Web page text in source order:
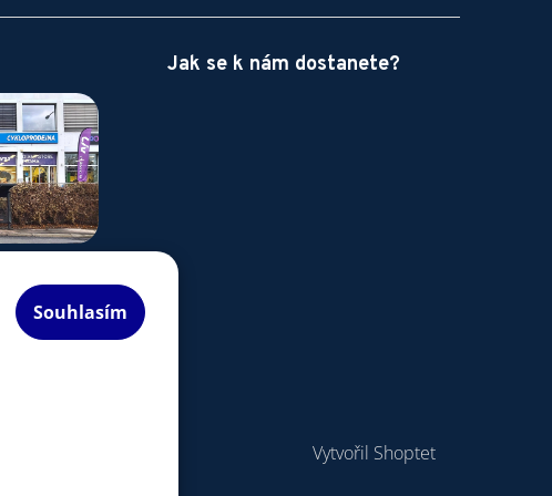
Souhlasím
Jak se k nám dostanete?
Vytvořil Shoptet